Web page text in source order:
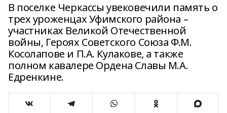
В поселке Черкассы увековечили память о
трех уроженцах Уфимского района –
участниках Великой Отечественной
войны, Героях Советского Союза Ф.М.
Косолапове и П.А. Кулакове, а также
полном кавалере Ордена Славы М.А.
Едренкине.